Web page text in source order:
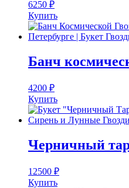
6250 ₽
Купить
Банч
4200 ₽
Купить
Черничный
12500 ₽
Купить